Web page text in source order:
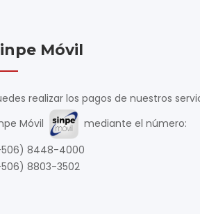
Móvil
realizar los pagos de nuestros
Móvil
mediante el número:
8448-4000
8803-3502